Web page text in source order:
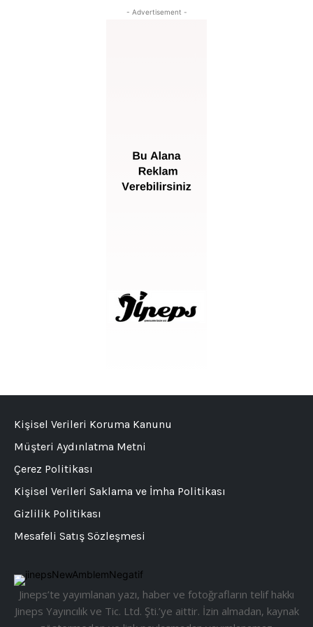
- Advertisement -
Jineps’te yayımlanan yazı, haber ve fotoğrafların telif hakkı
Jineps Yayıncılık ve Tic. Ltd. Şti.’ye aittir. İzin almadan, kaynak
Kişisel Verileri Koruma Kanunu
Müşteri Aydınlatma Metni
Çerez Politikası
Kişisel Verileri Saklama ve İmha Politikası
Gizlilik Politikası
Mesafeli Satış Sözleşmesi